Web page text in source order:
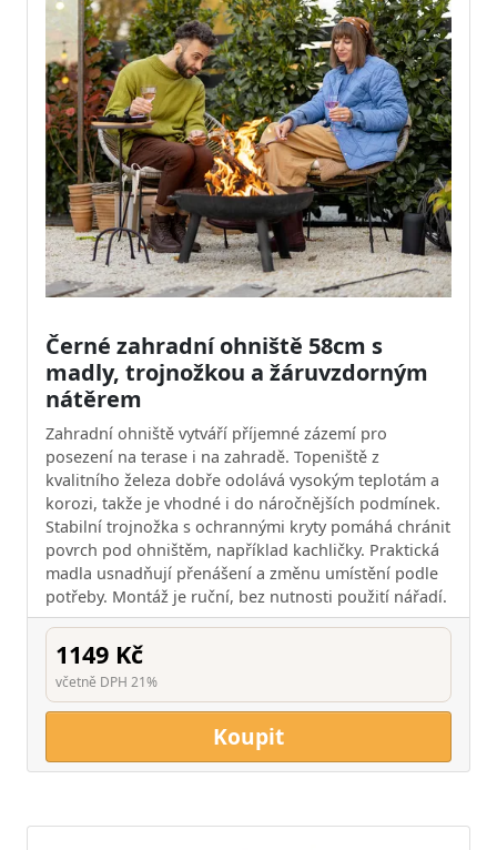
Černé zahradní ohniště 58cm s
madly, trojnožkou a žáruvzdorným
nátěrem
Zahradní ohniště vytváří příjemné zázemí pro
posezení na terase i na zahradě. Topeniště z
kvalitního železa dobře odolává vysokým teplotám a
korozi, takže je vhodné i do náročnějších podmínek.
Stabilní trojnožka s ochrannými kryty pomáhá chránit
povrch pod ohništěm, například kachličky. Praktická
madla usnadňují přenášení a změnu umístění podle
potřeby. Montáž je ruční, bez nutnosti použití nářadí.
1149 Kč
včetně DPH 21%
Koupit